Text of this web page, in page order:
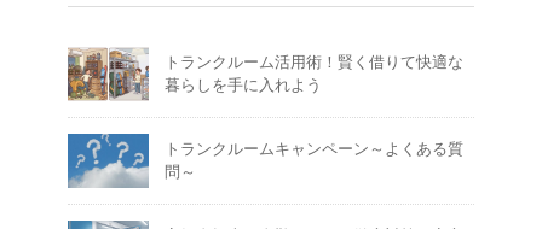
トランクルーム活用術！賢く借りて快適な
暮らしを手に入れよう
トランクルームキャンペーン～よくある質
問～